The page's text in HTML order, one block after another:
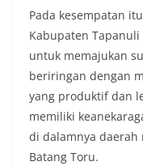
perjuangan
berdialog
agar warga
akan
keadaan
dikibarkan
bendera,
Pada kesempatan
Kabupaten
untuk memajukan
beriringan dengan
yang produktif dan
memiliki
di dalamnya daerah
Batang Toru.